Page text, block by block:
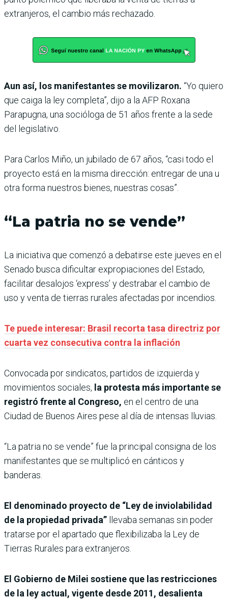
extranjeros, el cambio más rechazado.
Aun así, los manifestantes se movilizaron. “Yo quiero
que caiga la ley completa”, dijo a la AFP Roxana
Parapugna, una socióloga de 51 años frente a la sede
del legislativo.
Para Carlos Miño, un jubilado de 67 años, “casi todo el
proyecto está en la misma dirección: entregar de una u
otra forma nuestros bienes, nuestras cosas”.
“La patria no se vende”
La iniciativa que comenzó a debatirse este jueves en el
Senado busca dificultar expropiaciones del Estado,
facilitar desalojos ‘express’ y destrabar el cambio de
uso y venta de tierras rurales afectadas por incendios.
Te puede interesar: Brasil recorta tasa directriz por
cuarta vez consecutiva contra la inflación
Convocada por sindicatos, partidos de izquierda y
movimientos sociales, la protesta más importante se
registró frente al Congreso, en el centro de una
Ciudad de Buenos Aires pese al día de intensas lluvias.
“La patria no se vende” fue la principal consigna de los
manifestantes que se multiplicó en cánticos y
banderas.
El denominado proyecto de “Ley de inviolabilidad
de la propiedad privada” llevaba semanas sin poder
tratarse por el apartado que flexibilizaba la Ley de
Tierras Rurales para extranjeros.
El Gobierno de Milei sostiene que las restricciones
de la ley actual, vigente desde 2011, desalienta